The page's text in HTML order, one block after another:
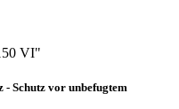
VI"
Schutz vor unbefugtem